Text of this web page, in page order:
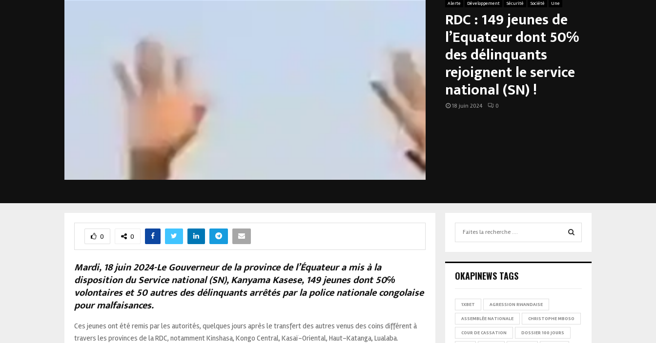
Alerte Développement Sécurité Société Une
RDC : 149 jeunes de
l’Equateur dont 50℅
des délinquants
rejoignent le service
national (SN) !
18 juin 2024 0
0 0
Mardi, 18 juin 2024-Le Gouverneur de la province de l’Équateur a mis à la
disposition du Service national (SN), Kanyama Kasese, 149 jeunes dont 50℅
volontaires et 50 autres des délinquants arrêtés par la police nationale congolaise
pour malfaisances.
Ces jeunes ont été remis par les autorités, quelques jours après le transfert des autres venus des coins différent à
travers les provinces de la RDC, notamment Kinshasa, Kongo Central, Kasaï-Oriental, Haut-Katanga, Lualaba.
OKAPINEWS TAGS
1XBET AGRESSION RWANDAISE
ASSEMBLÉE NATIONALE CHRISTOPHE MBOSO
COUR DE CASSATION DOSSIER 100 JOURS